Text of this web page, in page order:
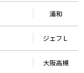
浦和
ジェフＬ
大阪高槻